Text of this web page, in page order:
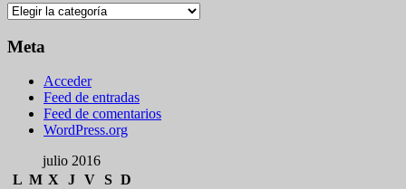
Categorías
Meta
Acceder
Feed de entradas
Feed de comentarios
WordPress.org
julio 2016
L M X J V S D